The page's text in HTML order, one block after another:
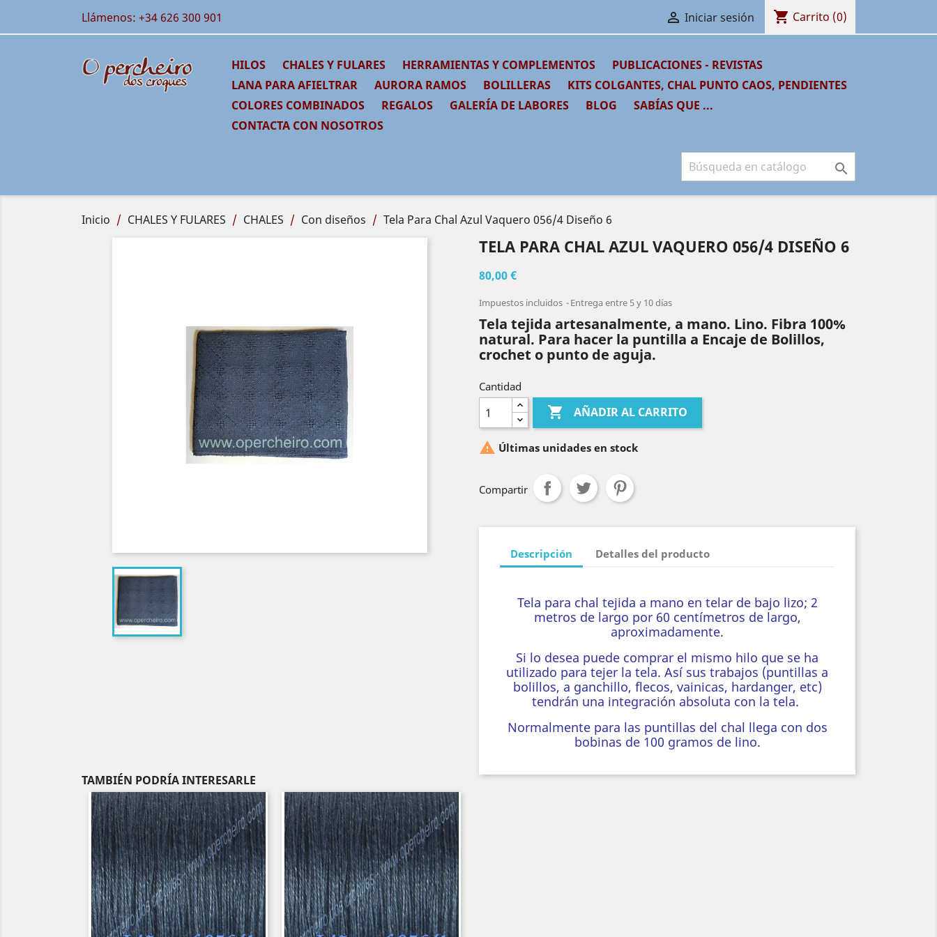
Llámenos: +34 626 300 901  Iniciar sesión shopping_cart Carrito (0)
HILOS CHALES Y FULARES HERRAMIENTAS Y COMPLEMENTOS
PUBLICACIONES - REVISTAS
LANA PARA AFIELTRAR
AURORA RAMOS BOLILLERAS
KITS COLGANTES, CHAL PUNTO CAOS, PENDIENTES
COLORES COMBINADOS
REGALOS GALERÍA DE LABORES BLOG
SABÍAS QUE ...
CONTACTA CON NOSOTROS

Inicio CHALES Y FULARES CHALES Con diseños Tela Para Chal Azul Vaquero 056/4 Diseño 6
TELA PARA CHAL AZUL VAQUERO 056/4 DISEÑO 6
80,00 €
Impuestos incluidos Entrega entre 5 y 10 días
Tela tejida artesanalmente, a mano. Lino. Fibra 100%
natural. Para hacer la puntilla a Encaje de Bolillos,
crochet o punto de aguja.
Cantidad
 AÑADIR AL CARRITO
 Últimas unidades en stock
Compartir
Descripción Detalles del producto
Tela para chal tejida a mano en telar de bajo lizo; 2
metros de largo por 60 centímetros de largo,
aproximadamente.
Si lo desea puede comprar el mismo hilo que se ha
utilizado para tejer la tela. Así sus trabajos (puntillas a
bolillos, a ganchillo, flecos, vainicas, hardanger, etc)
tendrán una integración absoluta con la tela.
Normalmente para las puntillas del chal llega con dos
bobinas de 100 gramos de lino.
TAMBIÉN PODRÍA INTERESARLE